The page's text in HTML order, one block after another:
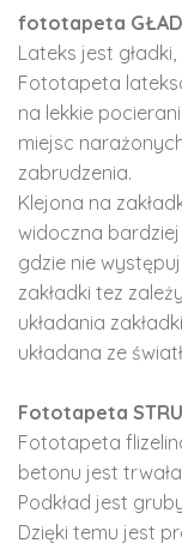
fototapeta
Lateks jest
Fototapeta
na lekkie
miejsc
zabrudzenia.
Klejona na
widoczna
gdzie nie
zakładki tez
układania
układana ze
Fototapeta
Fototapeta
betonu jest
Podkład jest
Dzięki temu jest